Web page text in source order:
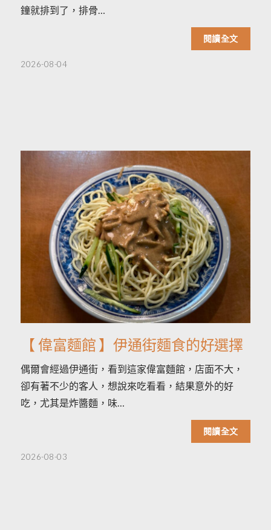
鐘就排到了，排骨…
閱讀全文
2026-08-04
【 偉富麵館 】伊通街麵食的好選擇
偶爾會經過伊通街，看到這家偉富麵館，店面不大，
卻有著不少的客人，想說來吃看看，結果意外的好
吃，尤其是炸醬麵，味…
閱讀全文
2026-08-03